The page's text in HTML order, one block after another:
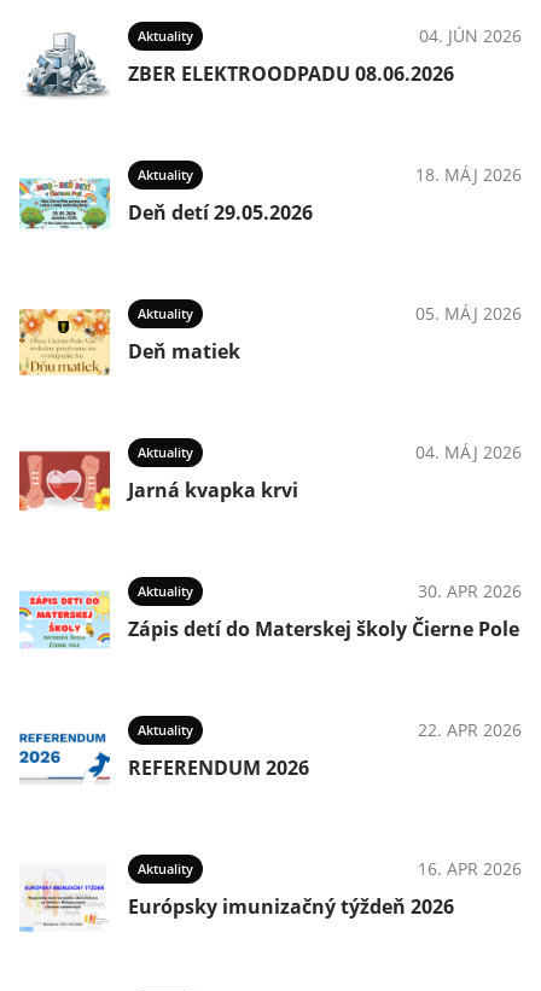
Aktuality 04. JÚN 2026
ZBER ELEKTROODPADU 08.06.2026
Aktuality 18. MÁJ 2026
Deň detí 29.05.2026
Aktuality 05. MÁJ 2026
Deň matiek
Aktuality 04. MÁJ 2026
Jarná kvapka krvi
Aktuality 30. APR 2026
Zápis detí do Materskej školy Čierne Pole
Aktuality 22. APR 2026
REFERENDUM 2026
Aktuality 16. APR 2026
Európsky imunizačný týždeň 2026